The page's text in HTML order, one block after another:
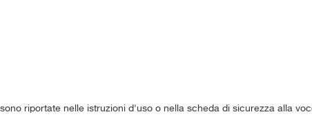
riportate nelle istruzioni d'uso o nella scheda di sicurezza alla